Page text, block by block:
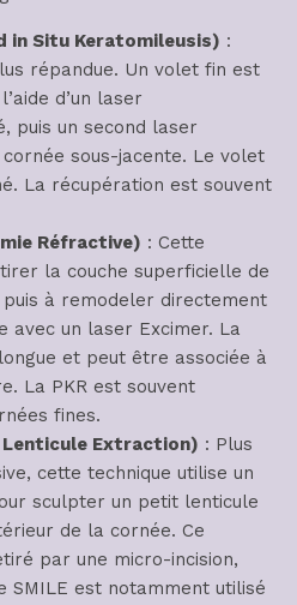
in Situ Keratomileusis) :
répandue. Un volet fin est
d’un laser
puis un second laser
sous-jacente. Le volet
La récupération est souvent
Réfractive) : Cette
la couche superficielle de
à remodeler directement
avec un laser Excimer. La
et peut être associée à
La PKR est souvent
fines.
Lenticule Extraction) : Plus
cette technique utilise un
sculpter un petit lenticule
de la cornée. Ce
par une micro-incision,
SMILE est notamment utilisé